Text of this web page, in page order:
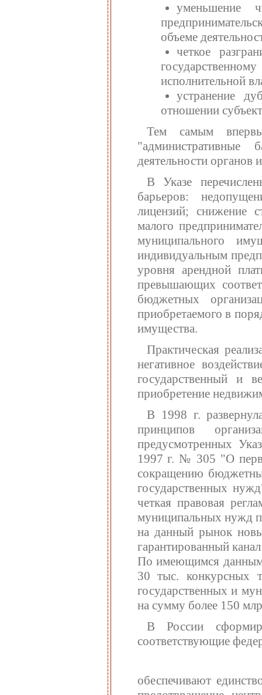
уменьшение
объеме
четкое
исполнительной
устранение
отношении
Тем самым
деятельности органов
В Указе
барьеров:
лицензий; снижение
малого
муниципального
индивидуальным
уровня арендной
превышающих
бюджетных
приобретаемого в
имущества.
Практическая
негативное
государственный и
приобретение
В 1998 г.
принципов
предусмотренных
1997 г. № 305 "О
сокращению
государственных
четкая правовая
муниципальных нужд
на данный рынок
гарантированный
По имеющимся данным
30 тыс. конкурсных
государственных и
на сумму более 150
В России
соответствующие
обеспечивают